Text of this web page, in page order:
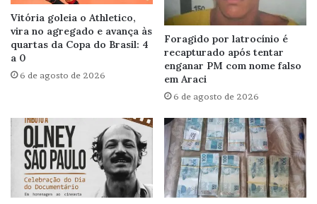
Vitória goleia o Athletico,
vira no agregado e avança às
quartas da Copa do Brasil: 4
a 0
6 de agosto de 2026
Foragido por latrocínio é
recapturado após tentar
enganar PM com nome falso
em Araci
6 de agosto de 2026